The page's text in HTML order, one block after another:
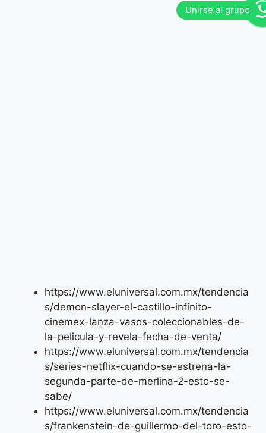
https://www.eluniversal.com.mx/tendencia
s/demon-slayer-el-castillo-infinito-
cinemex-lanza-vasos-coleccionables-de-
la-pelicula-y-revela-fecha-de-venta/
https://www.eluniversal.com.mx/tendencia
s/series-netflix-cuando-se-estrena-la-
segunda-parte-de-merlina-2-esto-se-
sabe/
https://www.eluniversal.com.mx/tendencia
s/frankenstein-de-guillermo-del-toro-esto-